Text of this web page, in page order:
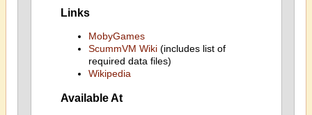
Links
MobyGames
ScummVM Wiki(includes list of
required data files)
Wikipedia
Available At